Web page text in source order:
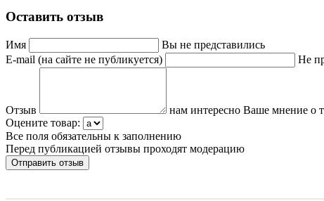
Оставить отзыв
Имя
Вы не представились
E-mail (на сайте не публикуется)
Не
Отзыв
нам интересно Ваше мнение о
Оцените товар:
Все поля обязательны к заполнению
Перед публикацией отзывы проходят модерацию